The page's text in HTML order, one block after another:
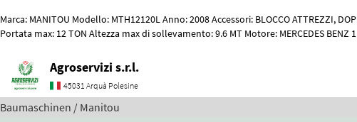
Marca: MANITOU Modello: MTH12120L Anno: 2008 Accessori: BLOCCO ATTREZZI, DOPPIO SFILO
Portata max: 12 TON Altezza max di sollevamento: 9.6 MT Motore: MERCEDES BENZ 1
Agroservizi s.r.l.
45031 Arquà Polesine
Baumaschinen / Manitou